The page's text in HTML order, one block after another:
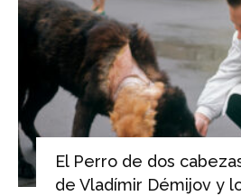
El Perro de dos
de Vladímir Démijov y